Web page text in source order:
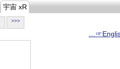
宇宙 xR
>>>